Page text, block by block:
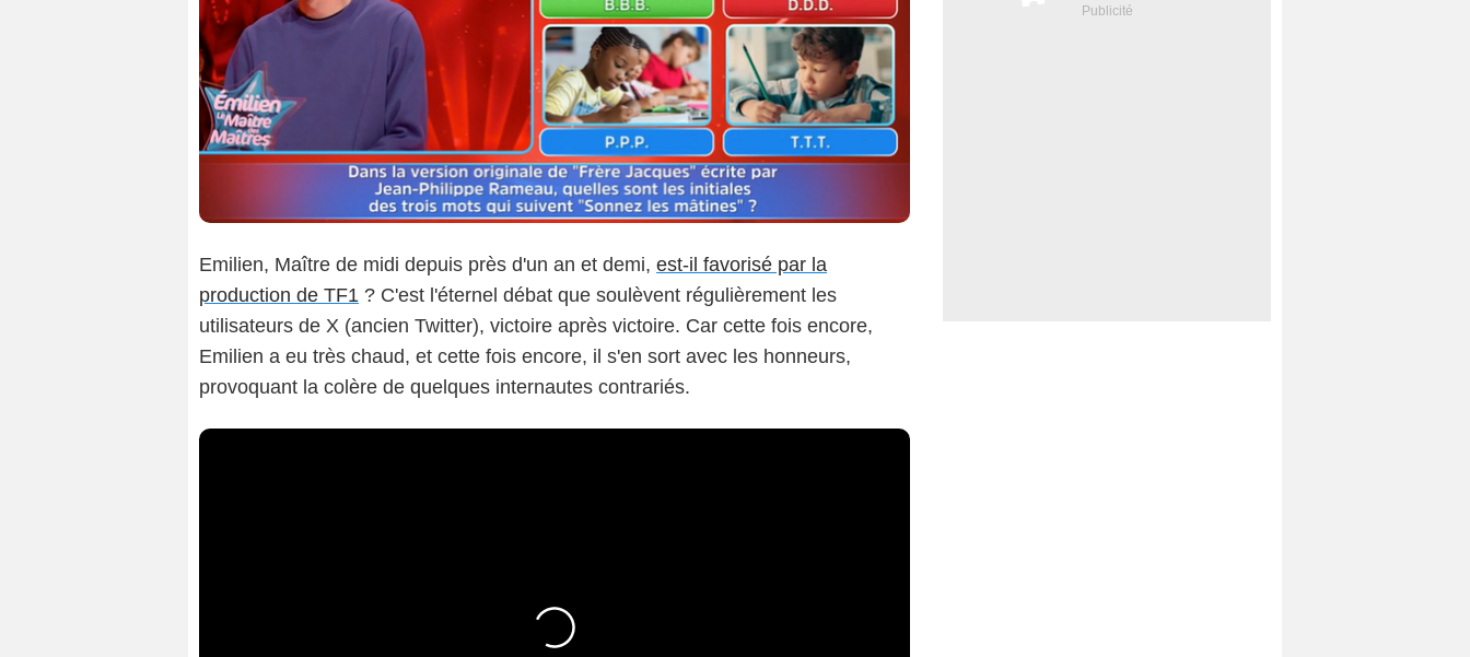
Emilien, Maître de midi depuis près d'un an et demi, est-il favorisé par la
production de TF1 ? C'est l'éternel débat que soulèvent régulièrement les
utilisateurs de X (ancien Twitter), victoire après victoire. Car cette fois encore,
Emilien a eu très chaud, et cette fois encore, il s'en sort avec les honneurs,
provoquant la colère de quelques internautes contrariés.